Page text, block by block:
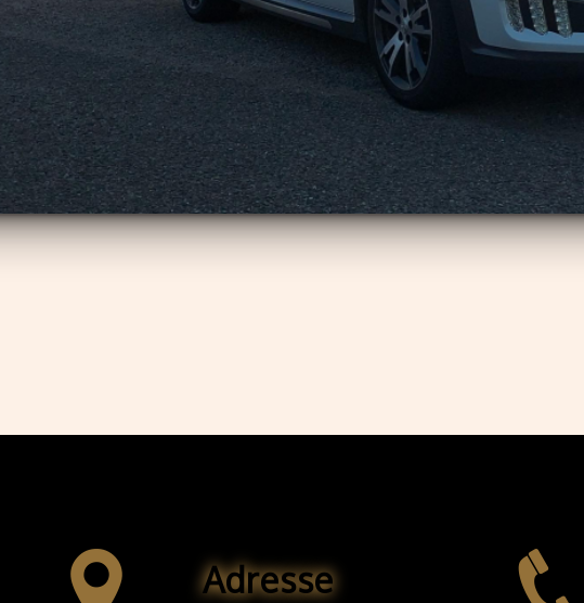
Adresse